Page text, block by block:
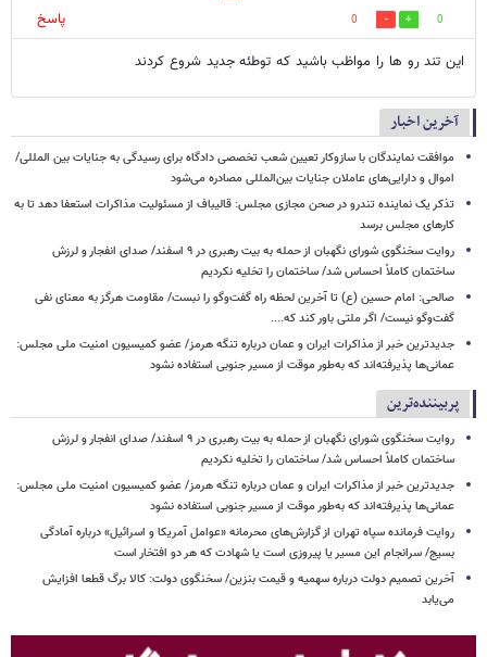
0
0
پاسخ
این تند رو ها را مواظب باشید که توطئه جدید شروع کردند
آخرین اخبار
موافقت نمایندگان با سازوکار تعیین شعب تخصصی دادگاه برای رسیدگی به جنایات بین المللی/
اموال و دارایی‌های عاملان جنایات بین‌المللی مصادره می‌شود
تذکر یک نماینده تندرو در صحن مجازی مجلس: قالیباف از مسئولیت مذاکرات استعفا دهد تا به
کارهای مجلس برسد
روایت سخنگوی شورای نگهبان از حمله به بیت رهبری در ۹ اسفند/ صدای انفجار و لرزش
ساختمان کاملاً احساس شد/ ساختمان را تخلیه نکردیم
صالحی: امام حسین (ع) تا آخرین لحظه راه گفت‌وگو را نبست/ مقاومت هرگز به معنای نفی
گفت‌وگو نیست/ اگر ملتی باور کند که....
جدیدترین خبر از مذاکرات ایران و عمان درباره تنگه هرمز/ عضو کمیسیون امنیت ملی مجلس:
عمانی‌ها پذیرفته‌اند که به‌طور موقت از مسیر جنوبی استفاده نشود
پربیننده‌ترین
روایت سخنگوی شورای نگهبان از حمله به بیت رهبری در ۹ اسفند/ صدای انفجار و لرزش
ساختمان کاملاً احساس شد/ ساختمان را تخلیه نکردیم
جدیدترین خبر از مذاکرات ایران و عمان درباره تنگه هرمز/ عضو کمیسیون امنیت ملی مجلس:
عمانی‌ها پذیرفته‌اند که به‌طور موقت از مسیر جنوبی استفاده نشود
روایت فرمانده سپاه تهران از گزارش‌های محرمانه «عوامل آمریکا و اسرائیل» درباره آمادگی
بسیج/ سرانجام این مسیر یا پیروزی است یا شهادت که هر دو افتخار است
آخرین تصمیم دولت درباره سهمیه و قیمت بنزین/ سخنگوی دولت: کالا برگ قطعا افزایش
می‌یابد